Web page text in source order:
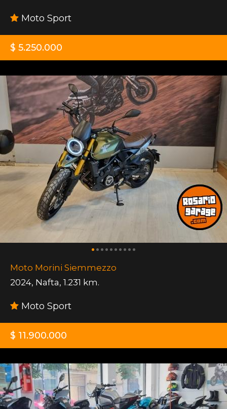
Moto Sport
$ 5.250.000
Moto Morini Siemmezzo
2024, Nafta, 1.231 km.
Moto Sport
$ 11.900.000